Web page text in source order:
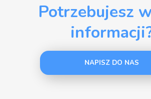
Potrzebujesz
NAPISZ DO NAS